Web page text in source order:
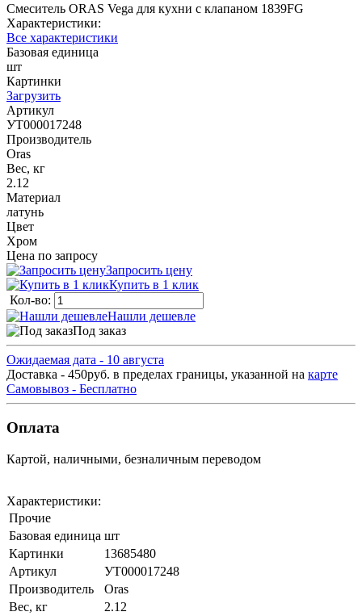
Смеситель ORAS Vega для кухни с клапаном 1839FG
Характеристики:
Все характеристики
Базовая единица
шт
Картинки
Загрузить
Артикул
УТ000017248
Производитель
Oras
Вес, кг
2.12
Материал
латунь
Цвет
Хром
Цена по запросу
Запросить цену
Купить в 1 клик
Кол-во:
Нашли дешевле
Под заказ
Ожидаемая дата - 10 августа
Доставка - 450руб. в пределах границы, указанной на карте
Самовывоз - Бесплатно
Оплата
Картой, наличными, безналичным переводом
Характеристики:
Прочие
Базовая единица шт
Картинки
13685480
Артикул
УТ000017248
Производитель
Oras
Вес, кг
2.12